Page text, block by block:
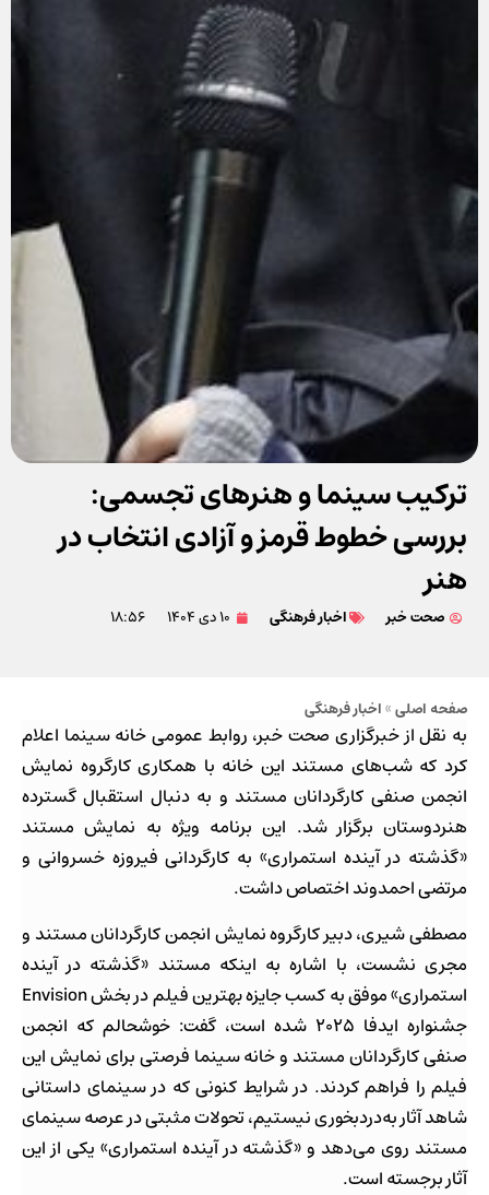
ترکیب سینما و هنرهای تجسمی:
بررسی خطوط قرمز و آزادی انتخاب در
هنر
صحت خبر اخبار فرهنگی ۱۰ دی ۱۴۰۴ ۱۸:۵۶
صفحه اصلی»اخبار فرهنگی
به نقل از خبرگزاری صحت خبر، روابط عمومی خانه سینما اعلام
کرد که شب‌های مستند این خانه با همکاری کارگروه نمایش
انجمن صنفی کارگردانان مستند و به دنبال استقبال گسترده
هنردوستان برگزار شد. این برنامه ویژه به نمایش مستند
«گذشته در آینده استمراری» به کارگردانی فیروزه خسروانی و
مرتضی احمدوند اختصاص داشت.
مصطفی شیری، دبیر کارگروه نمایش انجمن کارگردانان مستند و
مجری نشست، با اشاره به اینکه مستند «گذشته در آینده
استمراری» موفق به کسب جایزه بهترین فیلم در بخش Envision
جشنواره ایدفا ۲۰۲۵ شده است، گفت: خوشحالم که انجمن
صنفی کارگردانان مستند و خانه سینما فرصتی برای نمایش این
فیلم را فراهم کردند. در شرایط کنونی که در سینمای داستانی
شاهد آثار به‌دردبخوری نیستیم، تحولات مثبتی در عرصه سینمای
مستند روی می‌دهد و «گذشته در آینده استمراری» یکی از این
آثار برجسته است.